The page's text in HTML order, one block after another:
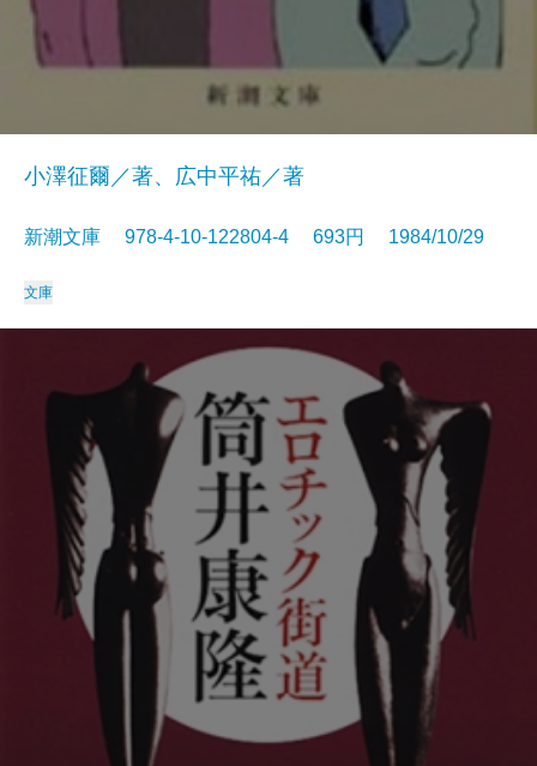
小澤征爾／著、広中平祐／著
新潮文庫 978-4-10-122804-4 693円 1984/10/29
文庫